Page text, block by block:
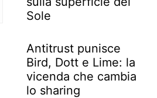
Sole
Antitrust punisce
Bird, Dott e Lime: la
vicenda che cambia
lo sharing